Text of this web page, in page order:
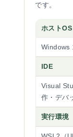
です。
ホストOS
Windows
IDE
Visual
作・デバ
実行環境